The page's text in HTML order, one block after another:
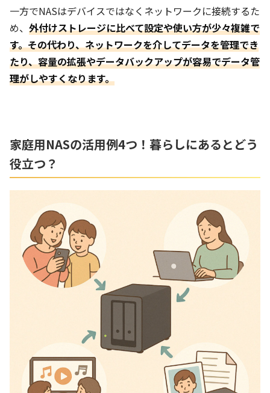
一方でNASはデバイスではなくネットワークに接続するた
め、 外付けストレージに比べて設定や使い方が少々複雑で
す。その代わり、ネットワークを介してデータを管理でき
たり、容量の拡張やデータバックアップが容易でデータ管
理がしやすくなります。
家庭用NASの活用例4つ！暮らしにあるとどう
役立つ？